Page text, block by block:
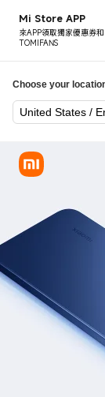
Mi Store APP
來APP領取獨家優惠券
TOMIFANS
Choose your
United States /
Xiaomi